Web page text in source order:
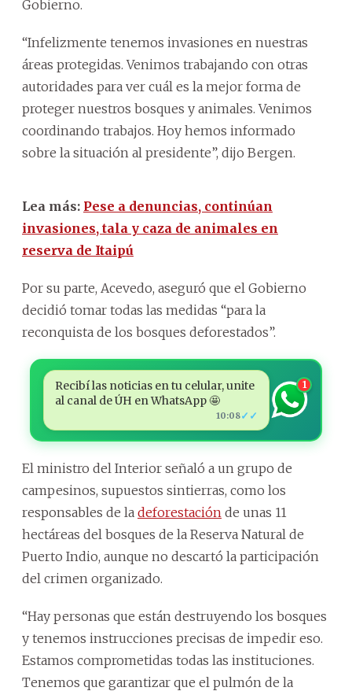
Gobierno.
“Infelizmente tenemos invasiones en nuestras
áreas protegidas. Venimos trabajando con otras
autoridades para ver cuál es la mejor forma de
proteger nuestros bosques y animales. Venimos
coordinando trabajos. Hoy hemos informado
sobre la situación al presidente”, dijo Bergen.
Lea más: Pese a denuncias, continúan
invasiones, tala y caza de animales en
reserva de Itaipú
Por su parte, Acevedo, aseguró que el Gobierno
decidió tomar todas las medidas “para la
reconquista de los bosques deforestados”.
Recibí las noticias en tu celular, unite
al canal de ÚH en WhatsApp 🤩
10:08✓✓
1
El ministro del Interior señaló a un grupo de
campesinos, supuestos sintierras, como los
responsables de la deforestación de unas 11
hectáreas del bosques de la Reserva Natural de
Puerto Indio, aunque no descartó la participación
del crimen organizado.
“Hay personas que están destruyendo los bosques
y tenemos instrucciones precisas de impedir eso.
Estamos comprometidas todas las instituciones.
Tenemos que garantizar que el pulmón de la